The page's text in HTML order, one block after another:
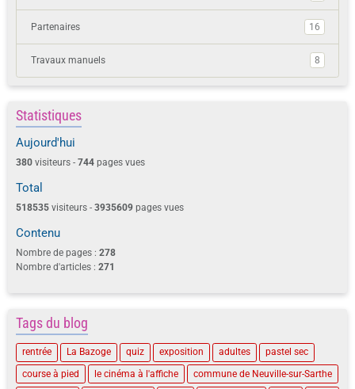
Partenaires 16
Travaux manuels 8
Statistiques
Aujourd'hui
380 visiteurs - 744 pages vues
Total
518535 visiteurs - 3935609 pages vues
Contenu
Nombre de pages : 278
Nombre d'articles : 271
Tags du blog
rentrée La Bazoge quiz exposition adultes
pastel sec
course à pied
le cinéma à l'affiche
commune de Neuville-sur-Sarthe